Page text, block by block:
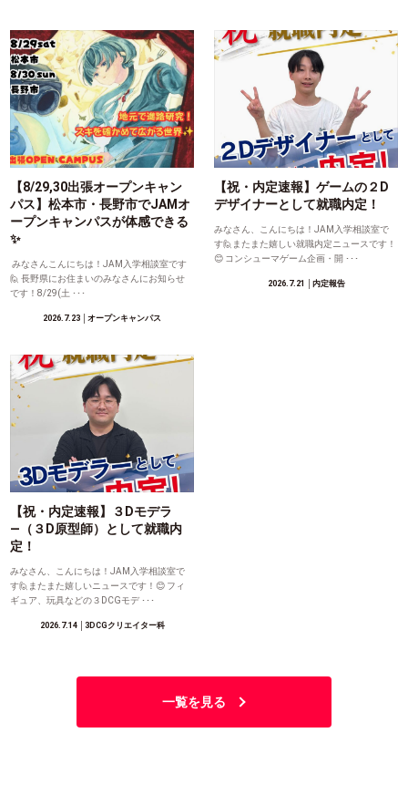
【8/29,30出張オープンキャン
パス】松本市・長野市でJAMオ
ープンキャンパスが体感できる
✨
みなさんこんにちは！JAM入学相談室です
🙋 長野県にお住まいのみなさんにお知らせ
です！8/29(土 ･･･
2026.7.23 │オープンキャンパス
【祝・内定速報】ゲームの２D
デザイナーとして就職内定！
みなさん、こんにちは！JAM入学相談室で
す🙋またまた嬉しい就職内定ニュースです！
😊 コンシューマゲーム企画・開 ･･･
2026.7.21 │内定報告
【祝・内定速報】３Dモデラ
―（３D原型師）として就職内
定！
みなさん、こんにちは！JAM入学相談室で
す🙋またまた嬉しいニュースです！😊 フィ
ギュア、玩具などの３DCGモデ ･･･
2026.7.14│3DCGクリエイター科
一覧を見る